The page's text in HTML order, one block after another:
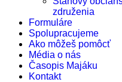
združenia
Formuláre
Spolupracujeme
Ako môžeš pomôcť
Média o nás
Časopis Majáku
Kontakt